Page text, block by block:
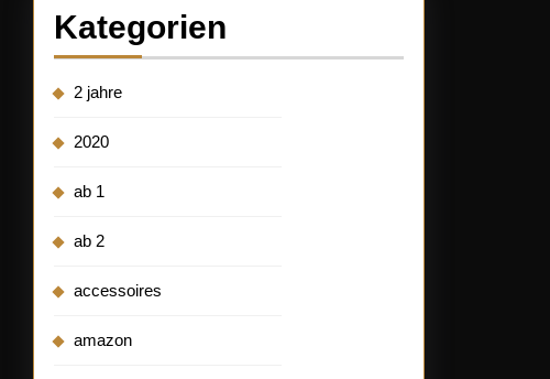
Kategorien
2 jahre
2020
ab 1
ab 2
accessoires
amazon